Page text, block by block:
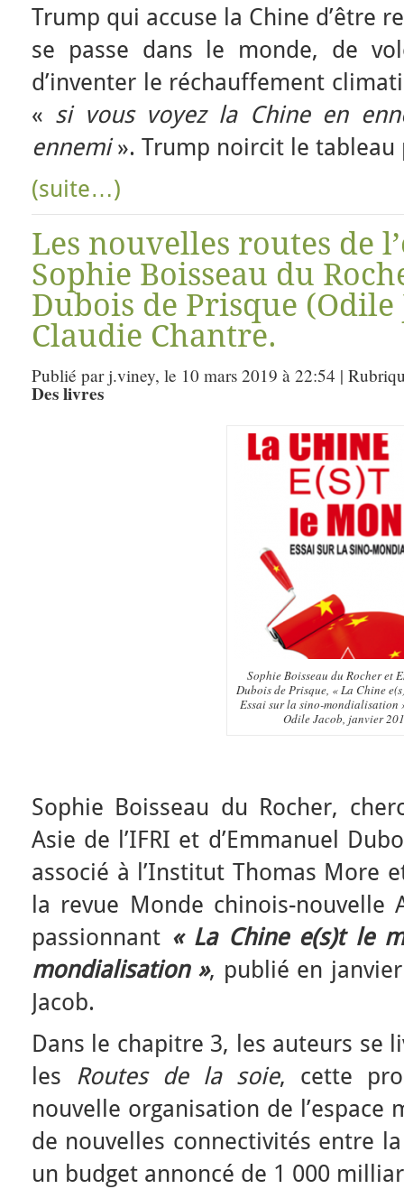
Trump qui accuse la Chine d’être
se passe dans le monde, de
d’inventer le réchauffement
« si vous voyez la Chine en
ennemi». Trump noircit le tableau
(suite…)
Les nouvelles routes de
Sophie Boisseau du
Dubois de Prisque (Odile
Claudie Chantre.
Publié par j.viney, le 10 mars 2019 à 22:54 |
Des livres
Sophie Boisseau du Rocher et
Dubois de Prisque, « La Chine
Essai sur la sino-mondialisation
Odile Jacob, janvier
Sophie Boisseau du Rocher,
Asie de l’IFRI et d’Emmanuel
associé à l’Institut Thomas More
la revue Monde chinois-nouvelle
passionnant « La Chine e(s)t le
mondialisation », publié en
Jacob.
Dans le chapitre 3, les auteurs se
les Routes de la soie, cette
nouvelle organisation de l’espace
de nouvelles connectivités entre
un budget annoncé de 1 000